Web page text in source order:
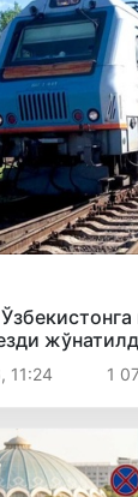
11:24 1